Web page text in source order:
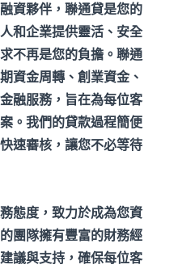
資夥伴，聯通貸是您的
和企業提供靈活、安全
不再是您的負擔。聯通
資金周轉、創業資金、
融服務，旨在為每位客
。我們的貸款過程簡便
速審核，讓您不必等待
態度，致力於成為您資
團隊擁有豐富的財務經
議與支持，確保每位客